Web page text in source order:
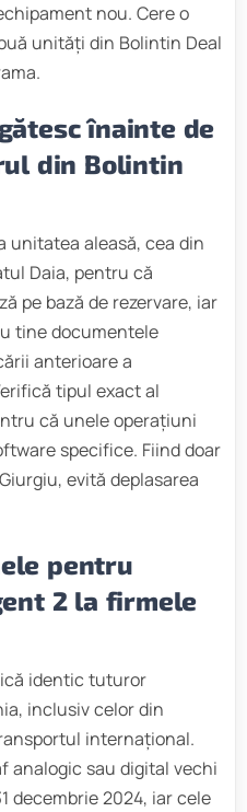
nou. Cere o
unități din Bolintin Deal
înainte de
din Bolintin
unitatea aleasă, cea din
Daia, pentru că
pe bază de rezervare, iar
tine documentele
anterioare a
tipul exact al
că unele operațiuni
specifice. Fiind doar
evită deplasarea
pentru
2 la firmele
identic tuturor
inclusiv celor din
internațional.
analogic sau digital vechi
decembrie 2024, iar cele